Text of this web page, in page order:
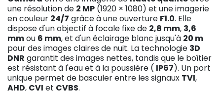
une résolution de 2 MP (1920 × 1080) et une imagerie
en couleur 24/7 grâce à une ouverture F1.0. Elle
dispose d'un objectif à focale fixe de 2,8 mm, 3,6
mmou 6 mm, et d'un éclairage blanc jusqu'à 20 m
pour des images claires de nuit. La technologie 3D
DNR garantit des images nettes, tandis que le boîtier
est résistant à l'eau et à la poussière ( IP67). Un port
unique permet de basculer entre les signaux TVI,
AHD, CVI et CVBS.